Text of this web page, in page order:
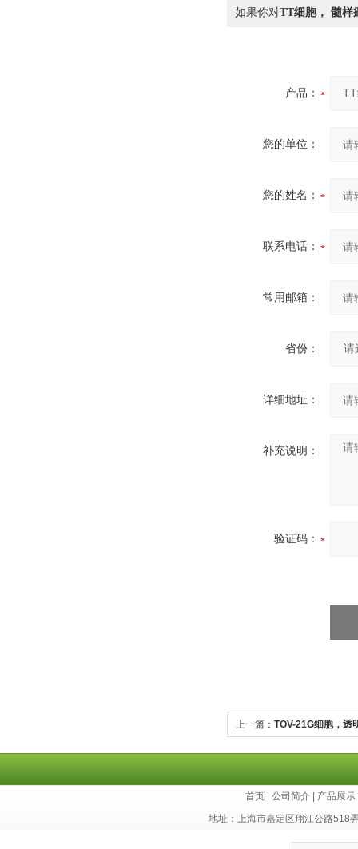
如果你对TT细胞， 髓样
产品：
您的单位：
您的姓名：
联系电话：
常用邮箱：
省份：
详细地址：
补充说明：
验证码：
上一篇： TOV-21G细胞，透
首页 公司简介 产品展示
地址：上海市嘉定区翔江公路518